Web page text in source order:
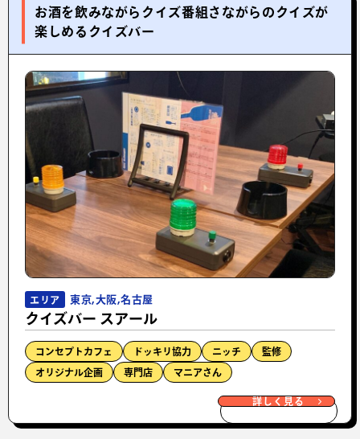
お酒を飲みながらクイズ番組さながらのクイズが
楽しめるクイズバー
エリア 東京,大阪,名古屋
クイズバー スアール
コンセプトカフェ ドッキリ協力 ニッチ 監修
オリジナル企画 専門店 マニアさん
詳しく見る